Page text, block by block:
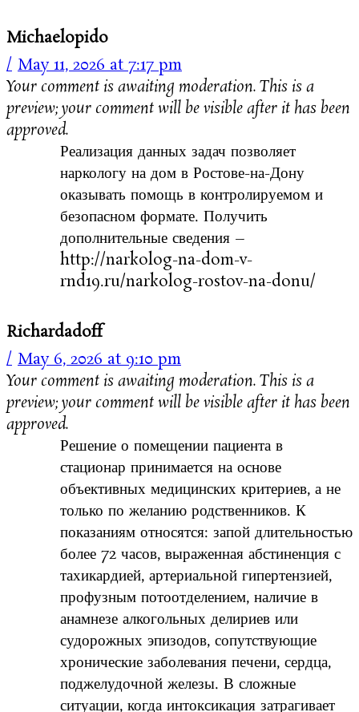
Michaelopido
May 11, 2026 at 7:17 pm
Your comment is awaiting moderation. This is a
preview; your comment will be visible after it has been
approved.
Реализация данных задач позволяет
наркологу на дом в Ростове-на-Дону
оказывать помощь в контролируемом и
безопасном формате. Получить
дополнительные сведения –
http://narkolog-na-dom-v-
rnd19.ru/narkolog-rostov-na-donu/
Richardadoff
May 6, 2026 at 9:10 pm
Your comment is awaiting moderation. This is a
preview; your comment will be visible after it has been
approved.
Решение о помещении пациента в
стационар принимается на основе
объективных медицинских критериев, а не
только по желанию родственников. К
показаниям относятся: запой длительностью
более 72 часов, выраженная абстиненция с
тахикардией, артериальной гипертензией,
профузным потоотделением, наличие в
анамнезе алкогольных делириев или
судорожных эпизодов, сопутствующие
хронические заболевания печени, сердца,
поджелудочной железы. В сложные
ситуации, когда интоксикация затрагивает